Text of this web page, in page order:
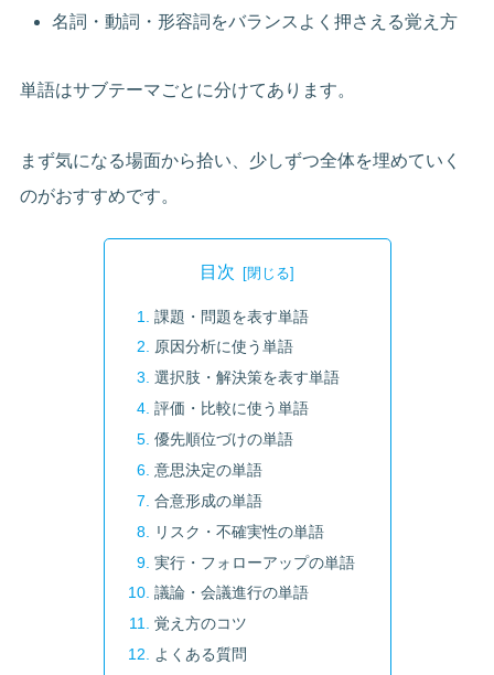
名詞・動詞・形容詞をバランスよく押さえる覚え方
単語はサブテーマごとに分けてあります。
まず気になる場面から拾い、少しずつ全体を埋めていく
のがおすすめです。
目次
課題・問題を表す単語
原因分析に使う単語
選択肢・解決策を表す単語
評価・比較に使う単語
優先順位づけの単語
意思決定の単語
合意形成の単語
リスク・不確実性の単語
実行・フォローアップの単語
議論・会議進行の単語
覚え方のコツ
よくある質問